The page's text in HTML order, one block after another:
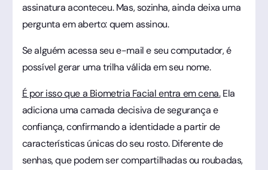
assinatura aconteceu. Mas, sozinha, ainda deixa uma
pergunta em aberto: quem assinou.
Se alguém acessa seu e-mail e seu computador, é
possível gerar uma trilha válida em seu nome.
É por isso que a Biometria Facial entra em cena.Ela
adiciona uma camada decisiva de segurança e
confiança, confirmando a identidade a partir de
características únicas do seu rosto. Diferente de
senhas, que podem ser compartilhadas ou roubadas,